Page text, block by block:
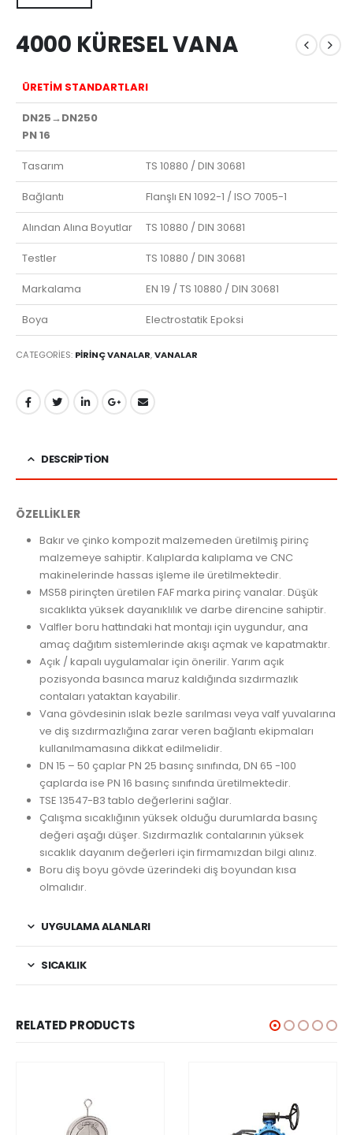
4000 KÜRESEL VANA
ÜRETİM STANDARTLARI
DN25→DN250
PN 16
Tasarım TS 10880 / DIN 30681
Bağlantı Flanşlı EN 1092-1 / ISO 7005-1
Alından Alına Boyutlar TS 10880 / DIN 30681
Testler TS 10880 / DIN 30681
Markalama EN 19 / TS 10880 / DIN 30681
Boya Electrostatik Epoksi
CATEGORIES: PİRİNÇ VANALAR,VANALAR
DESCRIPTION
ÖZELLİKLER
Bakır ve çinko kompozit malzemeden üretilmiş pirinç
malzemeye sahiptir. Kalıplarda kalıplama ve CNC
makinelerinde hassas işleme ile üretilmektedir.
MS58 pirinçten üretilen FAF marka pirinç vanalar. Düşük
sıcaklıkta yüksek dayanıklılık ve darbe direncine sahiptir.
Valfler boru hattındaki hat montajı için uygundur, ana
amaç dağıtım sistemlerinde akışı açmak ve kapatmaktır.
Açık / kapalı uygulamalar için önerilir. Yarım açık
pozisyonda basınca maruz kaldığında sızdırmazlık
contaları yataktan kayabilir.
Vana gövdesinin ıslak bezle sarılması veya valf yuvalarına
ve diş sızdırmazlığına zarar veren bağlantı ekipmaları
kullanılmamasına dikkat edilmelidir.
DN 15 – 50 çaplar PN 25 basınç sınıfında, DN 65 -100
çaplarda ise PN 16 basınç sınıfında üretilmektedir.
TSE 13547-B3 tablo değerlerini sağlar.
Çalışma sıcaklığının yüksek olduğu durumlarda basınç
değeri aşağı düşer. Sızdırmazlık contalarının yüksek
sıcaklık dayanım değerleri için firmamızdan bilgi alınız.
Boru diş boyu gövde üzerindeki diş boyundan kısa
olmalıdır.
UYGULAMA ALANLARI
SICAKLIK
RELATED PRODUCTS